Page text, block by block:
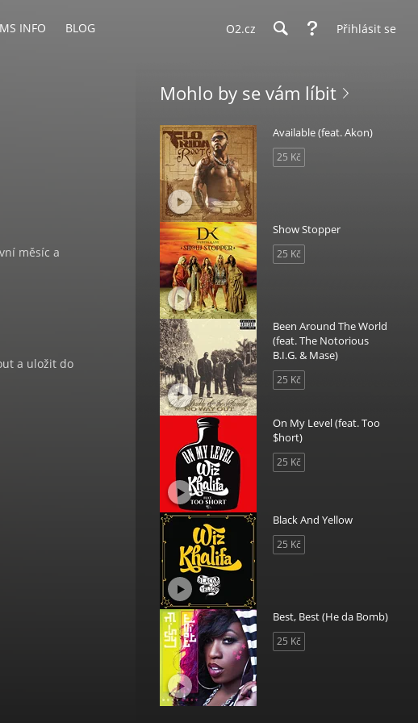
INFO BLOG O2.cz Přihlásit se
měsíc a
a uložit do
Mohlo by se vám líbit
Available (feat. Akon)
25 Kč
Show Stopper
25 Kč
Been Around The World
(feat. The Notorious
B.I.G. & Mase)
25 Kč
On My Level (feat. Too
$hort)
25 Kč
Black And Yellow
25 Kč
Best, Best (He da Bomb)
25 Kč